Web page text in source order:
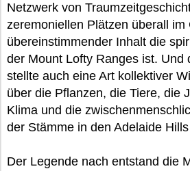
Netzwerk von
zeremoniellen Plätzen überall im
übereinstimmender Inhalt die
der Mount Lofty Ranges ist. Und
stellte auch eine Art kollektiver
über die Pflanzen, die Tiere, die
Klima und die
der Stämme in den Adelaide
Der Legende nach entstand die